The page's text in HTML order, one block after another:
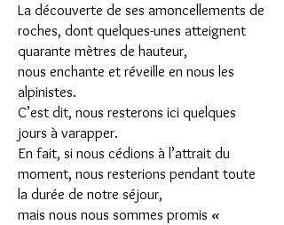
La découverte de ses amoncellements de
roches, dont quelques-unes atteignent
quarante mètres de hauteur,
nous enchante et réveille en nous les
alpinistes.
C’est dit, nous resterons ici quelques
jours à varapper.
En fait, si nous cédions à l’attrait du
moment, nous resterions pendant toute
la durée de notre séjour,
mais nous nous sommes promis «